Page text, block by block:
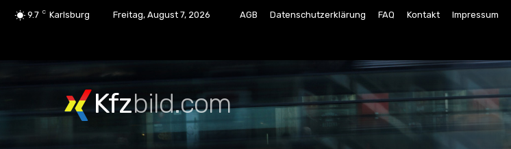
9.7 C Karlsburg Freitag, August 7, 2026 AGB Datenschutzerklärung FAQ Kontakt Impressum
Kfzbild.com